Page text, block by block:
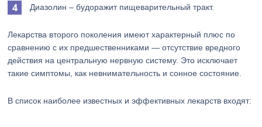
Диазолин – будоражит пищеварительный тракт.
Лекарства второго поколения имеют характерный плюс по
сравнению с их предшественниками — отсутствие вредного
действия на центральную нервную систему. Это исключает
такие симптомы, как невнимательность и сонное состояние.
В список наиболее известных и эффективных лекарств входят: